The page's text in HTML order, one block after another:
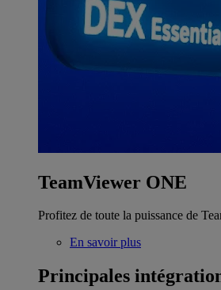
TeamViewer ONE
Profitez de toute la puissance de
En savoir plus
Principales